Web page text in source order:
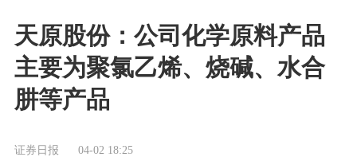
天原股份：公司化学原料产品
主要为聚氯乙烯、烧碱、水合
肼等产品
证券日报 04-02 18:25